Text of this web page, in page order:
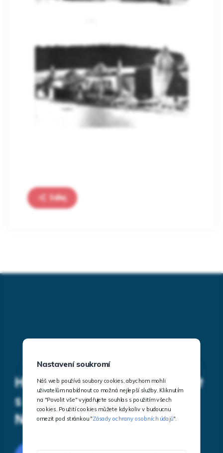
Sdílej
Hledáte místo na super výlet
s rodinou nebo kamarády?
Navštivte Javoříčko!
Nastavení soukromí
Náš web používá soubory cookies, abychom mohli
uživatelům nabídnout co možná nejlepší služby. Kliknutím
na "Povolit vše" vyjadřujete souhlas s použitím všech
cookies. Použití cookies můžete kdykoliv v budoucnu
omezit pod stránkou "Zásady ochrany osobních údajů".